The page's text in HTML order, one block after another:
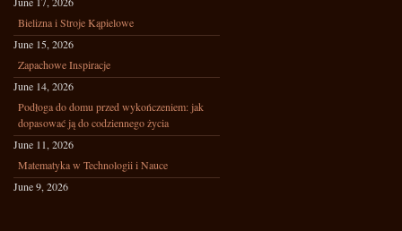
Bielizna i Stroje Kąpielowe
June 15, 2026
Zapachowe Inspiracje
June 14, 2026
Podłoga do domu przed wykończeniem: jak
dopasować ją do codziennego życia
June 11, 2026
Matematyka w Technologii i Nauce
June 9, 2026